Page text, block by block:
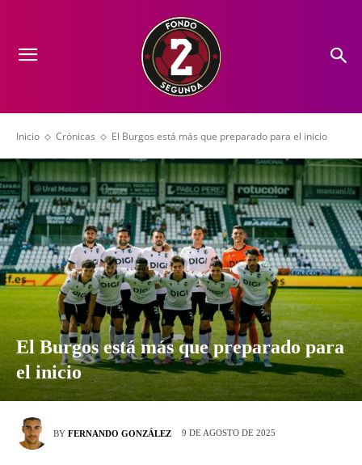
Inicio Crónicas El Burgos está más que preparado para el inicio
El Burgos está más que preparado para
el inicio
BY FERNANDO GONZÁLEZ 9 DE AGOSTO DE 2025